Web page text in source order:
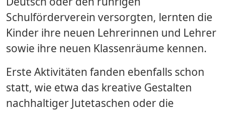
Schulförderverein versorgten, lernten die
Kinder ihre neuen Lehrerinnen und Lehrer
sowie ihre neuen Klassenräume kennen.
Erste Aktivitäten fanden ebenfalls schon
statt, wie etwa das kreative Gestalten
nachhaltiger Jutetaschen oder die